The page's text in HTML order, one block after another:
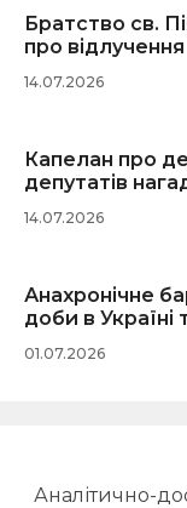
Братство св.
про відлучення
14.07.2026
Капелан про
депутатів
14.07.2026
Анахронічне
доби в Україні
01.07.2026
Аналітично-